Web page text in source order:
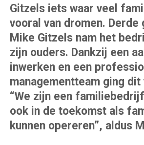
Gitzels iets waar veel
vooral van dromen. Derde
Mike Gitzels nam het
zijn ouders. Dankzij een
inwerken en een
managementteam ging
“We zijn een
ook in de toekomst als
kunnen opereren”, aldus